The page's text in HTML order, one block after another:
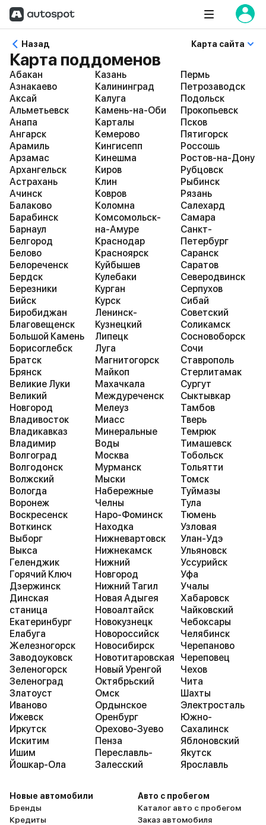
Назад Карта сайта
Карта поддоменов
Абакан
Азнакаево
Аксай
Альметьевск
Анапа
Ангарск
Арамиль
Арзамас
Архангельск
Астрахань
Ачинск
Балаково
Барабинск
Барнаул
Белгород
Белово
Белореченск
Бердск
Березники
Бийск
Биробиджан
Благовещенск
Большой Камень
Борисоглебск
Братск
Брянск
Великие Луки
Великий
Новгород
Владивосток
Владикавказ
Владимир
Волгоград
Волгодонск
Волжский
Вологда
Воронеж
Воскресенск
Воткинск
Выборг
Выкса
Геленджик
Горячий Ключ
Дзержинск
Динская
станица
Екатеринбург
Елабуга
Железногорск
Заводоуковск
Зеленогорск
Зеленоград
Златоуст
Иваново
Ижевск
Иркутск
Искитим
Ишим
Йошкар-Ола
Казань
Калининград
Калуга
Камень-на-Оби
Карталы
Кемерово
Кингисепп
Кинешма
Киров
Клин
Ковров
Коломна
Комсомольск-
на-Амуре
Краснодар
Красноярск
Куйбышев
Кулебаки
Курган
Курск
Ленинск-
Кузнецкий
Липецк
Луга
Магнитогорск
Майкоп
Махачкала
Междуреченск
Мелеуз
Миасс
Минеральные
Воды
Москва
Мурманск
Мыски
Набережные
Челны
Наро-Фоминск
Находка
Нижневартовск
Нижнекамск
Нижний
Новгород
Нижний Тагил
Новая Адыгея
Новоалтайск
Новокузнецк
Новороссийск
Новосибирск
Новотитаровская
Новый Уренгой
Октябрьский
Омск
Ордынское
Оренбург
Орехово-Зуево
Пенза
Переславль-
Залесский
Пермь
Петрозаводск
Подольск
Прокопьевск
Псков
Пятигорск
Россошь
Ростов-на-Дону
Рубцовск
Рыбинск
Рязань
Салехард
Самара
Санкт-
Петербург
Саранск
Саратов
Северодвинск
Серпухов
Сибай
Советский
Соликамск
Сосновоборск
Сочи
Ставрополь
Стерлитамак
Сургут
Сыктывкар
Тамбов
Тверь
Темрюк
Тимашевск
Тобольск
Тольятти
Томск
Туймазы
Тула
Тюмень
Узловая
Улан-Удэ
Ульяновск
Уссурийск
Уфа
Учалы
Хабаровск
Чайковский
Чебоксары
Челябинск
Черепаново
Череповец
Чехов
Чита
Шахты
Электросталь
Южно-
Сахалинск
Яблоновский
Якутск
Ярославль
Новые автомобили
Бренды
Кредиты
Авто с пробегом
Каталог авто с пробегом
Заказ автомобиля